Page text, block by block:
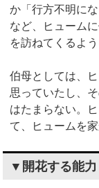
か「行方不明に
など、ヒューム
を訪ねてくるよう
伯母としては、
思っていたし、
はたまらない。
て、ヒュームを
▼開花する能力